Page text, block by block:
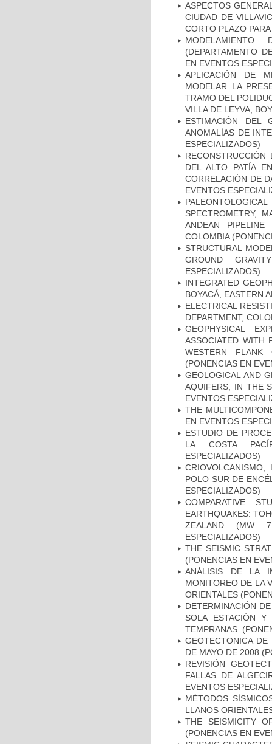
ASPECTOS
CIUDAD DE
CORTO PLAZO
MODELAMIENTO
(DEPARTAMENTO
EN EVENTOS
APLICACIÓN DE
MODELAR LA
TRAMO DEL
VILLA DE LEYVA,
ESTIMACIÓN DEL
ANOMALÍAS DE
ESPECIALIZADOS)
DEL ALTO PATÍA
CORRELACIÓN DE
EVENTOS
SPECTROMETRY,
ANDEAN
COLOMBIA
STRUCTURAL
GROUND
ESPECIALIZADOS)
INTEGRATED
BOYACÁ, EASTERN
ELECTRICAL
DEPARTMENT,
GEOPHYSICAL
ASSOCIATED WITH
WESTERN FLANK
(PONENCIAS EN
GEOLOGICAL AND
AQUIFERS, IN THE
EVENTOS
THE
EN EVENTOS
ESTUDIO DE
LA COSTA
ESPECIALIZADOS)
POLO SUR DE
ESPECIALIZADOS)
COMPARATIVE
EARTHQUAKES:
ZEALAND (MW
ESPECIALIZADOS)
THE SEISMIC
(PONENCIAS EN
ANÁLISIS DE LA
MONITOREO DE LA
ORIENTALES
DETERMINACIÓN
SOLA ESTACIÓN
TEMPRANAS.
GEOTECTONICA
DE MAYO DE 2008
REVISIÓN
FALLAS DE
EVENTOS
MÉTODOS
LLANOS
THE SEISMICITY
(PONENCIAS EN